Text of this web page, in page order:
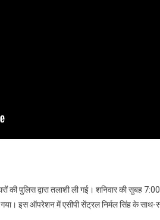
पुलिस द्वारा तलाशी ली गई। शनिवार की सुबह
इस ऑपरेशन में एसीपी सेंट्रल निर्मल सिंह के साथ-